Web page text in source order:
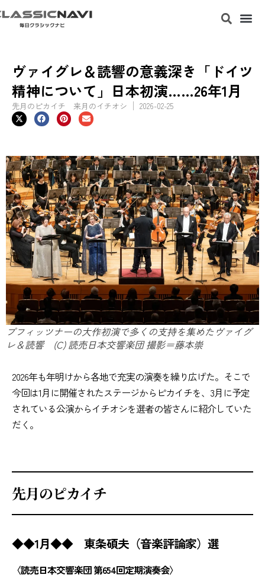
ヴァイグレ＆読響の意義深き「ドイツ
精神について」日本初演……26年1月
先月のピカイチ 来月のイチオシ 2026-02-25
プフィッツナーの大作初演で多くの支持を集めたヴァイグ
レ＆読響 (C) 読売日本交響楽団 撮影＝藤本崇
2026年も年明けから各地で充実の演奏を繰り広げた。そこで
今回は1月に開催されたステージからピカイチを、3月に予定
されている公演からイチオシを選者の皆さんに紹介していた
だく。
先月のピカイチ
◆◆1月◆◆ 東条碩夫（音楽評論家）選
〈読売日本交響楽団 第654回定期演奏会〉